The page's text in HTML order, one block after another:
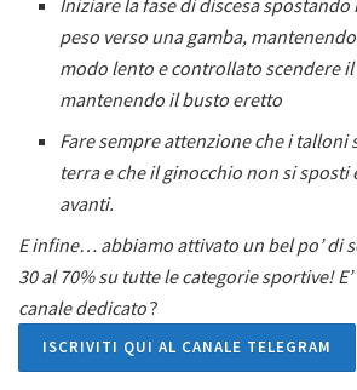
peso verso una gamba,
modo lento e controllato scendere
mantenendo il busto eretto
Fare sempre attenzione che i talloni
terra e che il ginocchio non si sposti
avanti.
E infine… abbiamo attivato un bel po’ di
30 al 70% su tutte le categorie sportive!
canale dedicato?
ISCRIVITI QUI AL CANALE TELEGRAM